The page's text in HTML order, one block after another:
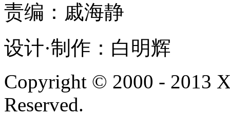
责编：戚海静
设计·制作：白明辉
Copyright © 2000 - 2013
Reserved.